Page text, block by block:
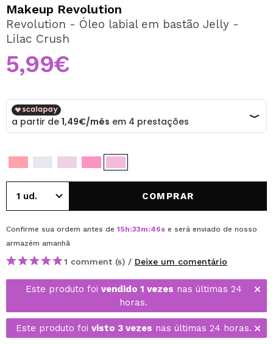
Ao criar uma conta no Maquibeauty.pt pode fazer as suas
compras rapidamente, verificar o estado das suas
Makeup Revolution
Revolution - Óleo labial em bastão Jelly -
Lilac Crush
5,99€
COMPRAR
Confirme sua ordem antes de 15h:33m:46s e será enviado de nosso
armazém amanhã
1 comment (s) / Deixe um comentário
Este produto foi vendido 1 vezes nas últimas 24
horas.
Este produto foi visto 3 vezes nas últimas 24 horas.